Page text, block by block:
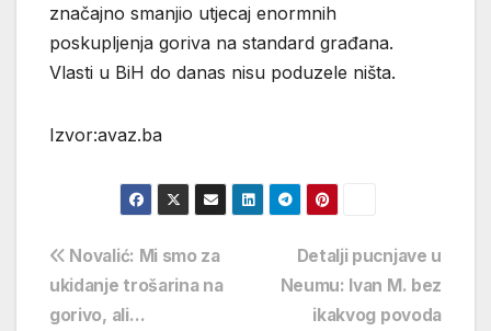
značajno smanjio utjecaj enormnih
poskupljenja goriva na standard građana.
Vlasti u BiH do danas nisu poduzele ništa.
Izvor:avaz.ba
Navigacija
objava
Detalji pucnjave u
Neumu: Ivan M. bez
ikakvog povoda
Novalić: Mi smo za
ukidanje trošarina na
gorivo, ali…